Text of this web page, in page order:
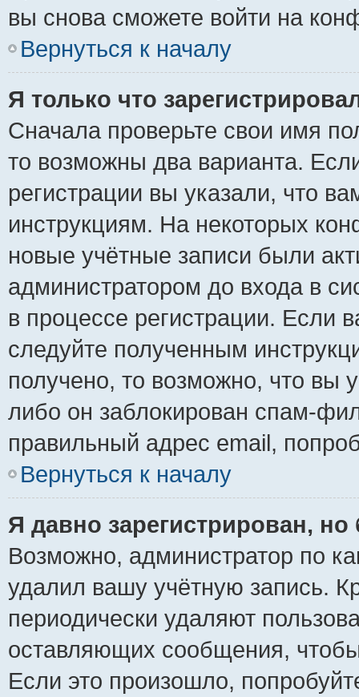
вы снова сможете войти на
Вернуться к началу
Я только что
Сначала проверьте свои имя
то возможны два варианта.
регистрации вы указали, что
инструкциям. На некоторых
новые учётные записи были
администратором до входа в
в процессе регистрации.
следуйте полученным
получено, то возможно, что вы
либо он заблокирован спам-
правильный адрес email,
Вернуться к началу
Я давно зарегистрирован,
Возможно, администратор по
удалил вашу учётную запись.
периодически удаляют
оставляющих сообщения,
Если это произошло,